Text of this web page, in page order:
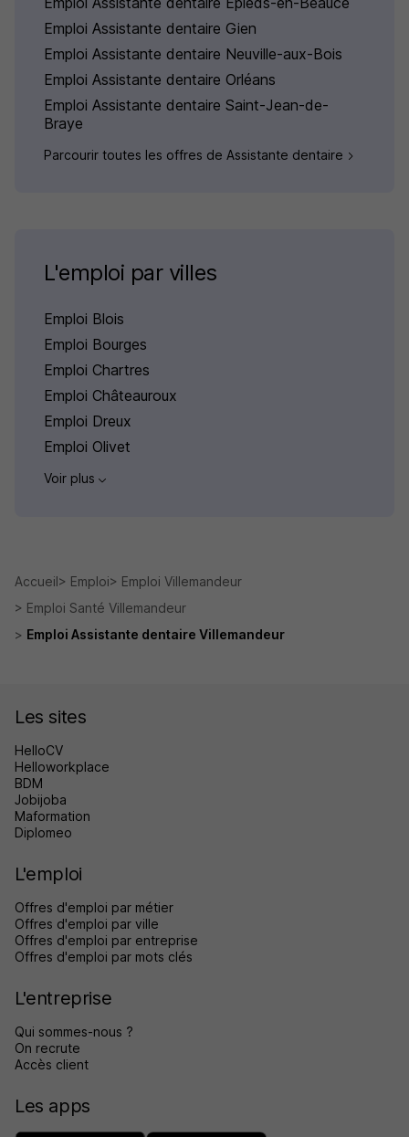
Emploi Assistante dentaire Gien
Emploi Assistante dentaire Neuville-aux-Bois
Emploi Assistante dentaire Orléans
Emploi Assistante dentaire Saint-Jean-de-
Braye
Parcourir toutes les offres de Assistante dentaire
L'emploi par villes
Emploi Blois
Emploi Bourges
Emploi Chartres
Emploi Châteauroux
Emploi Dreux
Emploi Olivet
Voir plus
Accueil Emploi
Emploi Villemandeur
Emploi Santé Villemandeur
Emploi Assistante dentaire Villemandeur
Les sites
HelloCV
Helloworkplace
BDM
Jobijoba
Maformation
Diplomeo
L'emploi
Offres d'emploi par métier
Offres d'emploi par ville
Offres d'emploi par entreprise
Offres d'emploi par mots clés
L'entreprise
Qui sommes-nous ?
On recrute
Accès client
Les apps